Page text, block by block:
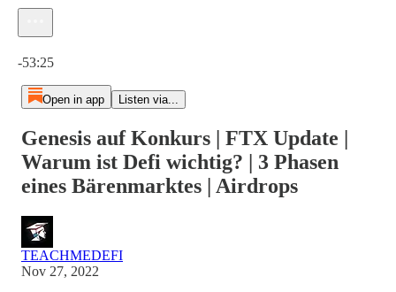
-53:25
Open in app Listen via...
Genesis auf Konkurs | FTX Update |
Warum ist Defi wichtig? | 3 Phasen
eines Bärenmarktes | Airdrops
TEACHMEDEFI
Nov 27, 2022